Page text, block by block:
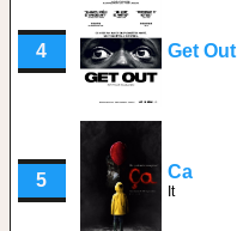
4 Get Out
5 Ca
It